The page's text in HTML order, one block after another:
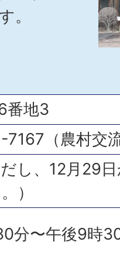
。
番地3
（農村交
し、12月29
）
分〜午後9時